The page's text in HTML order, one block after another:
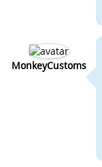
MonkeyCustoms